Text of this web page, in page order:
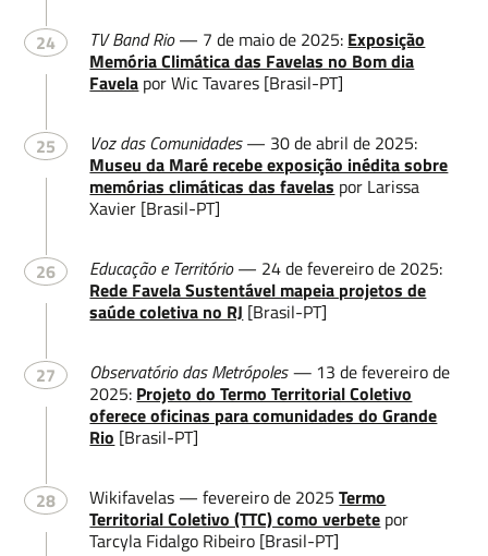
24 TV Band Rio— 7 de maio de 2025: Exposição
Memória Climática das Favelas no Bom dia
Favela por Wic Tavares [Brasil-PT]
25 Voz das Comunidades— 30 de abril de 2025:
Museu da Maré recebe exposição inédita sobre
memórias climáticas das favelas por Larissa
Xavier [Brasil-PT]
26 Educação e Território— 24 de fevereiro de 2025:
Rede Favela Sustentável mapeia projetos de
saúde coletiva no RJ [Brasil-PT]
27 Observatório das Metrópoles — 13 de fevereiro de
2025: Projeto do Termo Territorial Coletivo
oferece oficinas para comunidades do Grande
Rio [Brasil-PT]
28 Wikifavelas — fevereiro de 2025Termo
Territorial Coletivo (TTC) como verbete por
Tarcyla Fidalgo Ribeiro [Brasil-PT]